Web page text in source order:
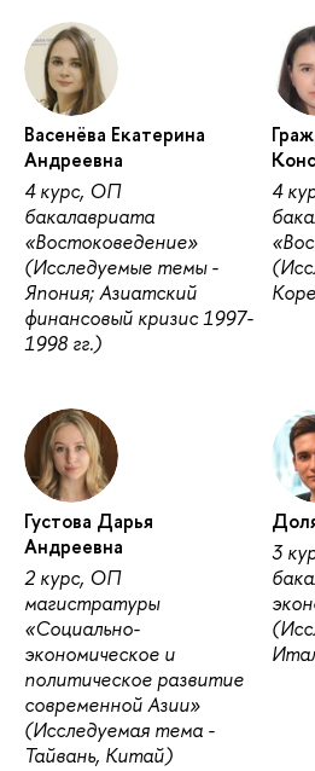
Васенёва Екатерина
Андреевна
4 курс, ОП
бакалавриата
«Востоковедение»
(Исследуемые темы -
Япония; Азиатский
финансовый кризис 1997-
1998 гг.)
4
Густова Дарья
Андреевна
2 курс, ОП
магистратуры
«Социально-
экономическое и
политическое развитие
современной Азии»
(Исследуемая тема -
Тайвань, Китай)
3